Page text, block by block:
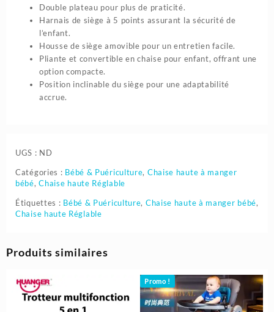
Double plateau pour plus de praticité.
Harnais de siège à 5 points assurant la sécurité de
l’enfant.
Housse de siège amovible pour un entretien facile.
Pliante et convertible en chaise pour enfant, offrant une
option compacte.
Position inclinable du siège pour une adaptabilité
accrue.
UGS : ND
Catégories : Bébé & Puériculture, Chaise haute à manger
bébé,Chaise haute Réglable
Étiquettes : Bébé & Puériculture, Chaise haute à manger bébé,
Chaise haute Réglable
Produits similaires
Promo !